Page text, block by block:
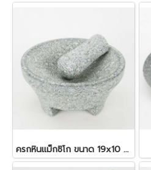
ครกหินแม็กซิโก ขนาด 19x10 ซม.